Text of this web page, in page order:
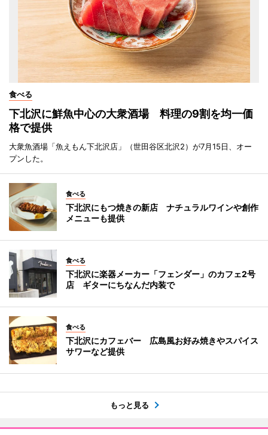
食べる
下北沢に鮮魚中心の大衆酒場 料理の9割を均一価
格で提供
大衆魚酒場「魚えもん下北沢店」（世田谷区北沢2）が7月15日、オー
プンした。
食べる
下北沢にもつ焼きの新店 ナチュラルワインや創作
メニューも提供
食べる
下北沢に楽器メーカー「フェンダー」のカフェ2号
店 ギターにちなんだ内装で
食べる
下北沢にカフェバー 広島風お好み焼きやスパイス
サワーなど提供
もっと見る